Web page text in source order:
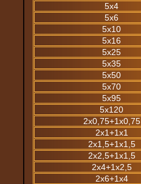
5х4
5х6
5х10
5х16
5х25
5х35
5х50
5х70
5х95
5х120
2х0,75+1х0,75
2х1+1х1
2х1,5+1х1,5
2х2,5+1х1,5
2х4+1х2,5
2х6+1х4